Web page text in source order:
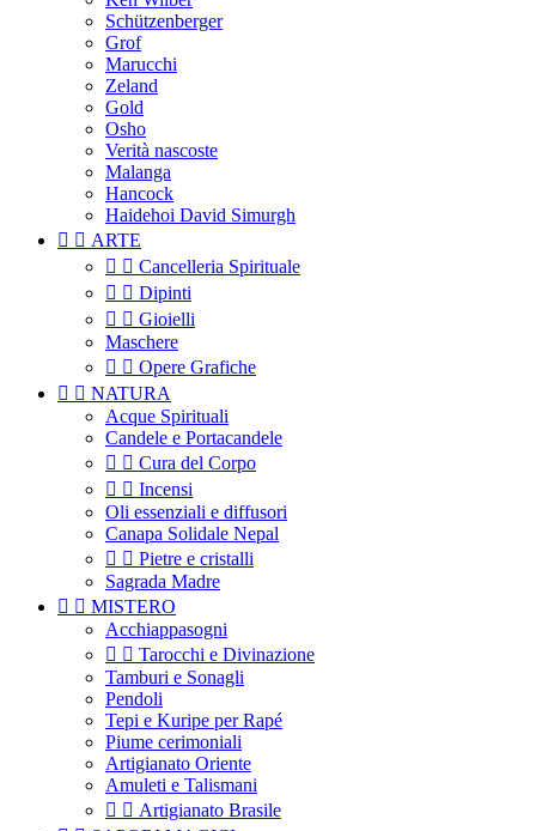
Schützenberger
Grof
Marucchi
Zeland
Gold
Osho
Verità nascoste
Malanga
Hancock
Haidehoi David Simurgh
  ARTE
  Cancelleria Spirituale
  Dipinti
  Gioielli
Maschere
  Opere Grafiche
  NATURA
Acque Spirituali
Candele e Portacandele
  Cura del Corpo
  Incensi
Oli essenziali e diffusori
Canapa Solidale Nepal
  Pietre e cristalli
Sagrada Madre
  MISTERO
Acchiappasogni
  Tarocchi e Divinazione
Tamburi e Sonagli
Pendoli
Tepi e Kuripe per Rapé
Piume cerimoniali
Artigianato Oriente
Amuleti e Talismani
  Artigianato Brasile